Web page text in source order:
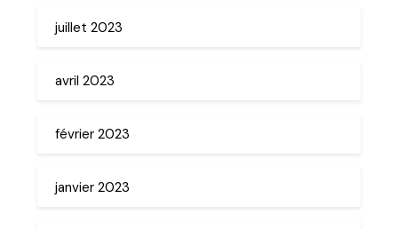
juillet 2023
avril 2023
février 2023
janvier 2023